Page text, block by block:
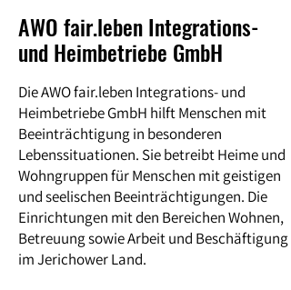
AWO fair.leben Integrations-
und Heimbetriebe GmbH
Die AWO fair.leben Integrations- und
Heimbetriebe GmbH hilft Menschen mit
Beeinträchtigung in besonderen
Lebenssituationen. Sie betreibt Heime und
Wohngruppen für Menschen mit geistigen
und seelischen Beeinträchtigungen. Die
Einrichtungen mit den Bereichen Wohnen,
Betreuung sowie Arbeit und Beschäftigung
im Jerichower Land.